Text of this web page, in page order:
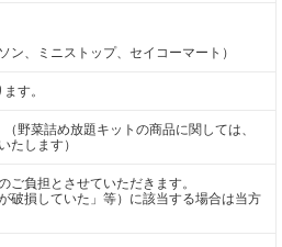
ン、ミニストップ、セイコーマート）
す。
野菜詰め放題キットの商品に関しては、
たします）
ご負担とさせていただきます。
破損していた」等）に該当する場合は当方